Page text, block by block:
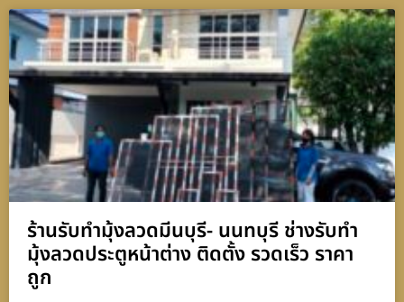
ร้านรับทำมุ้งลวดมีนบุรี- นนทบุรี ช่างรับทำ
มุ้งลวดประตูหน้าต่าง ติดตั้ง รวดเร็ว ราคา
ถูก